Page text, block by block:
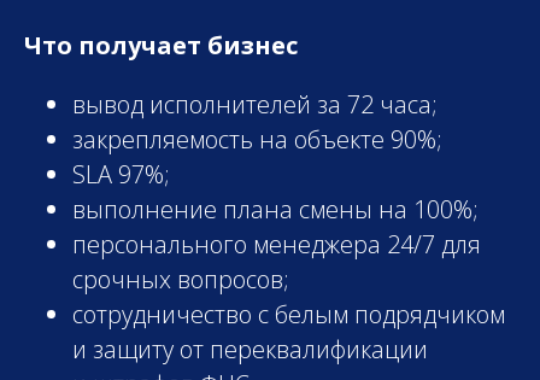
Что получает бизнес
вывод исполнителей за 72 часа;
закрепляемость на объекте 90%;
SLA 97%;
выполнение плана смены на 100%;
персонального менеджера 24/7 для
срочных вопросов;
сотрудничество с белым подрядчиком
и защиту от переквалификации